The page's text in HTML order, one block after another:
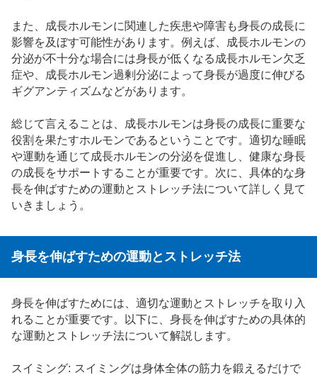
また、成長ホルモンに関連した疾患や障害も身長の成長に
影響を及ぼす可能性があります。例えば、成長ホルモンの
分泌が不十分な場合には身長が低くなる成長ホルモン欠乏
症や、成長ホルモン過剰分泌によって身長が過度に伸びる
ギグアンティズムなどがあります。
総じて言えることは、成長ホルモンは身長の成長に重要な
役割を果たすホルモンであるということです。適切な睡眠
や運動を通じて成長ホルモンの分泌を促進し、健康な身長
の成長をサポートすることが重要です。次に、具体的な身
長を伸ばすための運動とストレッチ法について詳しく見て
いきましょう。
身長を伸ばすための運動とストレッチ法
身長を伸ばすためには、適切な運動とストレッチを取り入
れることが重要です。以下に、身長を伸ばすための具体的
な運動とストレッチ法について解説します。
スイミング: スイミングは身体全体の筋力を鍛えるだけで